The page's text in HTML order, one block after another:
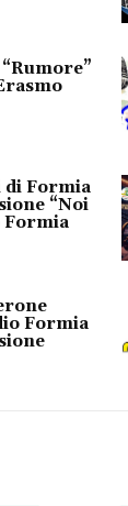
di Formia
“Noi
Formia
Formia